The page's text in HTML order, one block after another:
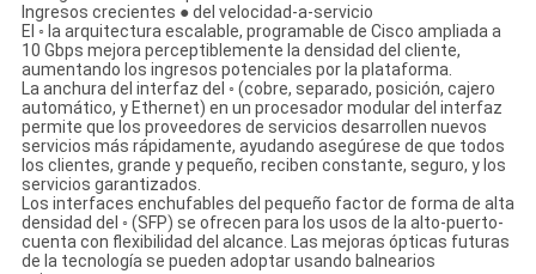
Ingresos crecientes ● del velocidad-a-servicio
El ◦ la arquitectura escalable, programable de Cisco ampliada a
10 Gbps mejora perceptiblemente la densidad del cliente,
aumentando los ingresos potenciales por la plataforma.
La anchura del interfaz del ◦ (cobre, separado, posición, cajero
automático, y Ethernet) en un procesador modular del interfaz
permite que los proveedores de servicios desarrollen nuevos
servicios más rápidamente, ayudando asegúrese de que todos
los clientes, grande y pequeño, reciben constante, seguro, y los
servicios garantizados.
Los interfaces enchufables del pequeño factor de forma de alta
densidad del ◦ (SFP) se ofrecen para los usos de la alto-puerto-
cuenta con flexibilidad del alcance. Las mejoras ópticas futuras
de la tecnología se pueden adoptar usando balnearios